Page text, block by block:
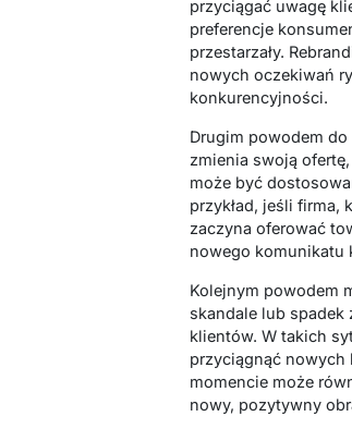
przyciągać uwagę
preferencje
przestarzały.
nowych oczekiwań
konkurencyjności.
Drugim powodem
zmienia swoją
może być
przykład, jeśli firma,
zaczyna oferować
nowego komunikatu
Kolejnym powodem
skandale lub spadek
klientów. W takich
przyciągnąć nowych
momencie może
nowy, pozytywny